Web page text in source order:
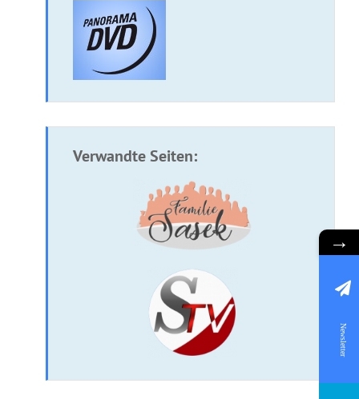
Verwandte Seiten:
CD: Beziehung zu Gott
→
Newsletter